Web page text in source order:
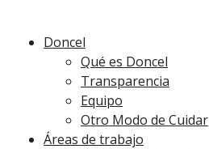
Doncel
Qué es Doncel
Transparencia
Equipo
Otro Modo de Cuidar
Áreas de trabajo